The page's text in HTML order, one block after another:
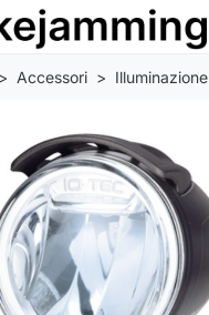
Accessori Illuminazione